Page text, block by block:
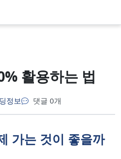
활용하는 법
정보 댓글 0개
가는 것이 좋을까